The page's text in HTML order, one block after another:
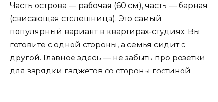
Часть острова — рабочая (60 см), часть — барная
(свисающая столешница). Это самый
популярный вариант в квартирах-студиях. Вы
готовите с одной стороны, а семья сидит с
другой. Главное здесь — не забыть про розетки
для зарядки гаджетов со стороны гостиной.